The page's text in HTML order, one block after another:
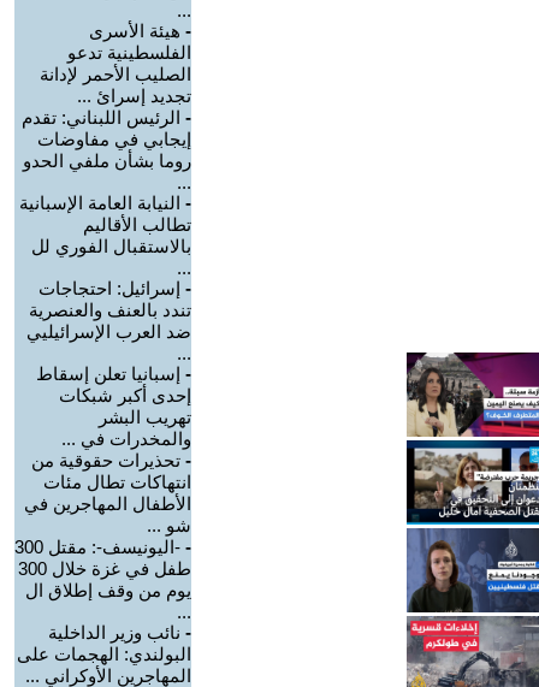
...
- هيئة الأسرى
الفلسطينية تدعو
الصليب الأحمر لإدانة
تجديد إسرائ ...
- الرئيس اللبناني: تقدم
إيجابي في مفاوضات
روما بشأن ملفي الحدو
...
- النيابة العامة الإسبانية
تطالب الأقاليم
بالاستقبال الفوري لل
...
- إسرائيل: احتجاجات
تندد بالعنف والعنصرية
ضد العرب الإسرائيليي
...
- إسبانيا تعلن إسقاط
إحدى أكبر شبكات
تهريب البشر
والمخدرات في ...
- تحذيرات حقوقية من
انتهاكات تطال مئات
الأطفال المهاجرين في
شو ...
-
-اليونيسف-: مقتل 300
طفل في غزة خلال 300
يوم من وقف إطلاق ال
...
- نائب وزير الداخلية
البولندي: الهجمات على
المهاجرين الأوكراني ...